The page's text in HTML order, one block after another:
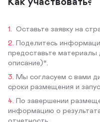
Оставьте заявку на
Поделитесь
предоставьте материалы
описание)*.
Мы согласуем с вами
сроки размещения и
По завершении
информацию о
отчетность.